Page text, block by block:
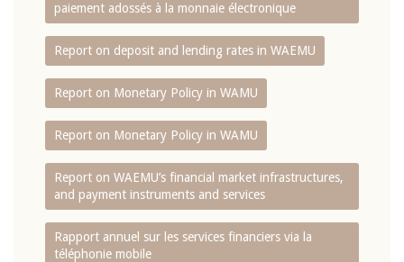
paiement adossés à la monnaie électronique
Report on deposit and lending rates in WAEMU
Report on Monetary Policy in WAMU
Report on Monetary Policy in WAMU
Report on WAEMU’s financial market infrastructures,
and payment instruments and services
Rapport annuel sur les services financiers via la
téléphonie mobile